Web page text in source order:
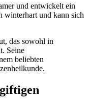
und entwickelt ein
winterhart und kann sich
das sowohl in
Seine
beliebten